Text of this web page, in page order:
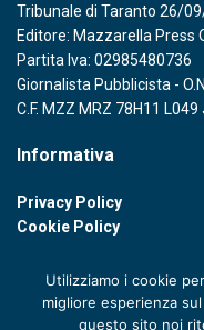
Tribunale di Taranto 26/
Editore: Mazzarella Press
Partita Iva: 02985480736
Giornalista Pubblicista -
C.F. MZZ MRZ 78H11 L049
Informativa
Privacy Policy
Cookie Policy
Utilizziamo i cookie
migliore esperienza
questo sito noi